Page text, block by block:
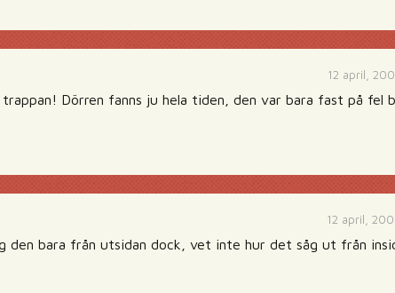
12 april,
Dörren fanns ju hela tiden, den var bara fast på fel
12 april,
den bara från utsidan dock, vet inte hur det såg ut från